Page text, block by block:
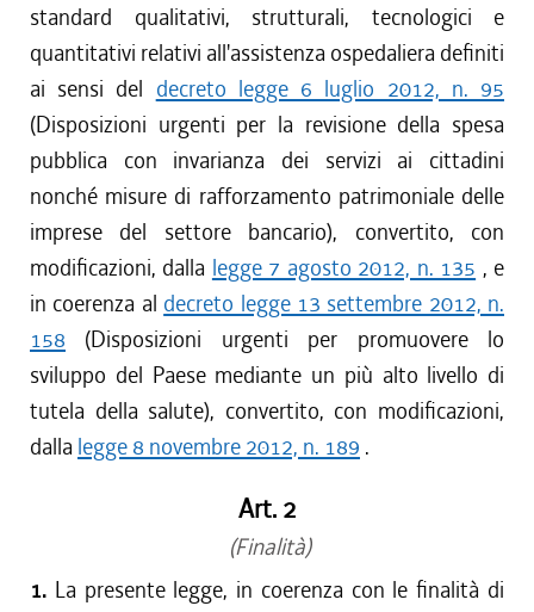
standard qualitativi, strutturali, tecnologici e
quantitativi relativi all'assistenza ospedaliera definiti
ai sensi del decreto legge 6 luglio 2012, n. 95
(Disposizioni urgenti per la revisione della spesa
pubblica con invarianza dei servizi ai cittadini
nonché misure di rafforzamento patrimoniale delle
imprese del settore bancario), convertito, con
modificazioni, dalla legge 7 agosto 2012, n. 135 , e
in coerenza al decreto legge 13 settembre 2012, n.
158 (Disposizioni urgenti per promuovere lo
sviluppo del Paese mediante un più alto livello di
tutela della salute), convertito, con modificazioni,
dalla legge 8 novembre 2012, n. 189 .
Art. 2
(Finalità)
1. La presente legge, in coerenza con le finalità di